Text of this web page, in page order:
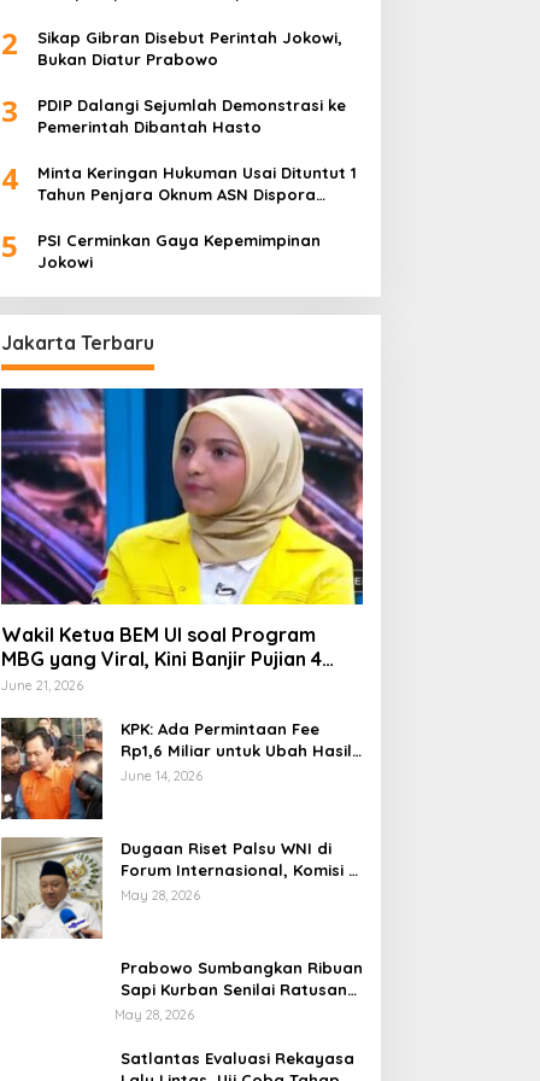
Bersalah
2
Sikap Gibran Disebut Perintah Jokowi,
Bukan Diatur Prabowo
3
PDIP Dalangi Sejumlah Demonstrasi ke
Pemerintah Dibantah Hasto
4
Minta Keringan Hukuman Usai Dituntut 1
Tahun Penjara Oknum ASN Dispora
5
PSI Cerminkan Gaya Kepemimpinan
Jokowi
Jakarta Terbaru
Wakil Ketua BEM UI soal Program
MBG yang Viral, Kini Banjir Pujian 4
Poin Kritik Fatimah Azzahra
June 21, 2026
KPK: Ada Permintaan Fee
Rp1,6 Miliar untuk Ubah Hasil
Audit di Muara Enim di OTT
June 14, 2026
Dugaan Riset Palsu WNI di
Forum Internasional, Komisi X
DPR Desak Investigasi dan
May 28, 2026
Prabowo Sumbangkan Ribuan
Sapi Kurban Senilai Ratusan
Miliar Rupiah, Begini
May 28, 2026
Satlantas Evaluasi Rekayasa